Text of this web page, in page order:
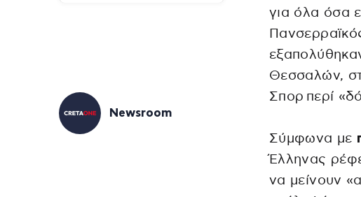
Newsroom
για όλα όσα
Θεσσαλών,
Σπορ περί
Σύμφωνα με
Έλληνας
να μείνουν